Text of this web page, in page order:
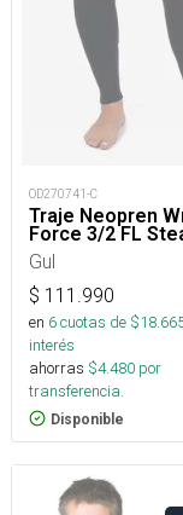
OD270741-C
Traje Neopren
Force 3/2 FL
Gul
$ 111.990
en 6cuotas de $
interés
ahorras $4.480 por
transferencia.
Disponible